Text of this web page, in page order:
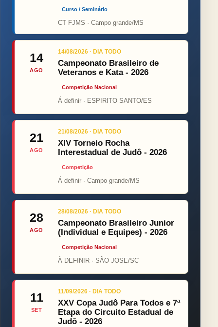
Curso / Seminário
CT FJMS · Campo grande/MS
14
AGO
14/08/2026 · DIA TODO
Campeonato Brasileiro de
Veteranos e Kata - 2026
Competição Nacional
Á definir · ESPIRITO SANTO/ES
21
AGO
21/08/2026 · DIA TODO
XIV Torneio Rocha
Interestadual de Judô - 2026
Competição
Á definir · Campo grande/MS
28
AGO
28/08/2026 · DIA TODO
Campeonato Brasileiro Junior
(Individual e Equipes) - 2026
Competição Nacional
À DEFINIR · SÃO JOSE/SC
11
SET
11/09/2026 · DIA TODO
XXV Copa Judô Para Todos e 7ª
Etapa do Circuito Estadual de
Judô - 2026